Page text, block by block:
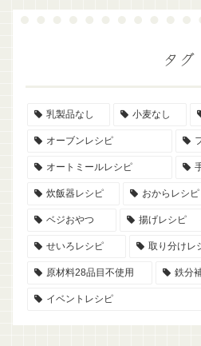
タグ
乳製品なし 小麦なし
オーブンレシピ
オートミールレシピ
炊飯器レシピ おからレシピ
ベジおやつ 揚げレシピ
せいろレシピ 取り分けレ
原材料28品目不使用 鉄分
イベントレシピ